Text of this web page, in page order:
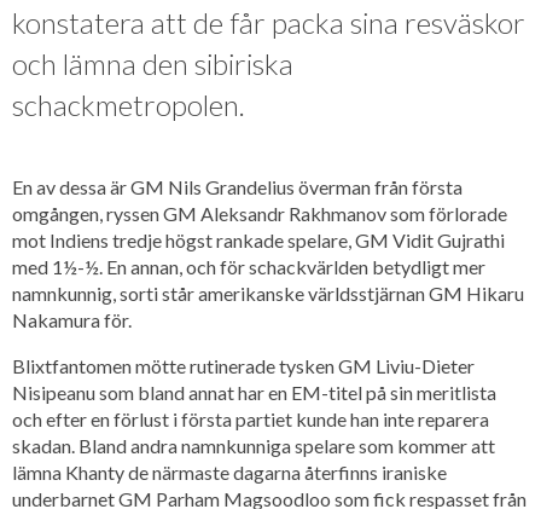
konstatera att de får packa sina resväskor
och lämna den sibiriska
schackmetropolen.
En av dessa är GM Nils Grandelius överman från första
omgången, ryssen GM Aleksandr Rakhmanov som förlorade
mot Indiens tredje högst rankade spelare, GM Vidit Gujrathi
med 1½-½. En annan, och för schackvärlden betydligt mer
namnkunnig, sorti står amerikanske världsstjärnan GM Hikaru
Nakamura för.
Blixtfantomen mötte rutinerade tysken GM Liviu-Dieter
Nisipeanu som bland annat har en EM-titel på sin meritlista
och efter en förlust i första partiet kunde han inte reparera
skadan. Bland andra namnkunniga spelare som kommer att
lämna Khanty de närmaste dagarna återfinns iraniske
underbarnet GM Parham Magsoodloo som fick respasset från